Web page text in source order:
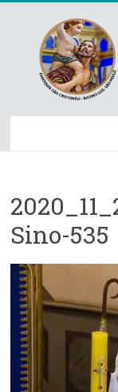
content
São
–
Luz
Arquidiocese
de
São
Paulo
–
Região
Episcopal
Sino-535